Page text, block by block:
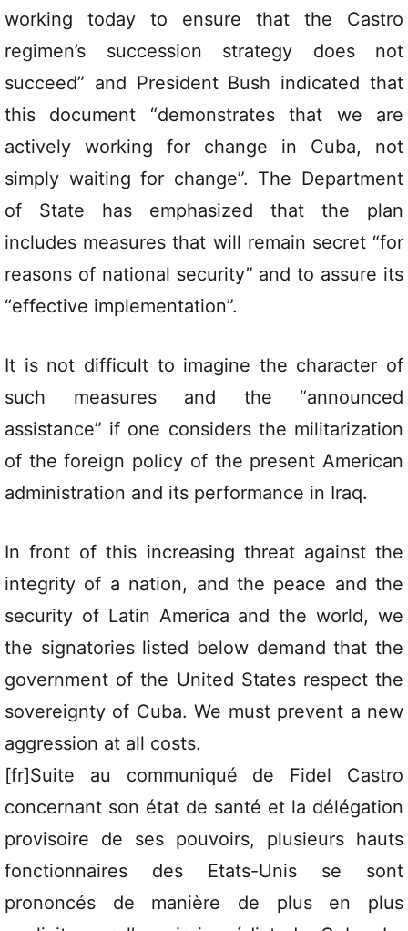
working today to ensure that the Castro
regimen’s succession strategy does not
succeed” and President Bush indicated that
this document “demonstrates that we are
actively working for change in Cuba, not
simply waiting for change”. The Department
of State has emphasized that the plan
includes measures that will remain secret “for
reasons of national security” and to assure its
“effective implementation”.
It is not difficult to imagine the character of
such measures and the “announced
assistance” if one considers the militarization
of the foreign policy of the present American
administration and its performance in Iraq.
In front of this increasing threat against the
integrity of a nation, and the peace and the
security of Latin America and the world, we
the signatories listed below demand that the
government of the United States respect the
sovereignty of Cuba. We must prevent a new
aggression at all costs.
[fr]Suite au communiqué de Fidel Castro
concernant son état de santé et la délégation
provisoire de ses pouvoirs, plusieurs hauts
fonctionnaires des Etats-Unis se sont
prononcés de manière de plus en plus